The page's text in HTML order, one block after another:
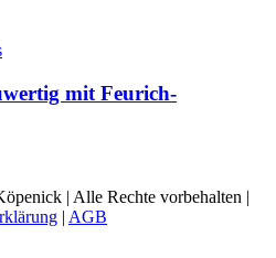
mit Feurich-
| Alle Rechte vorbehalten |
| AGB